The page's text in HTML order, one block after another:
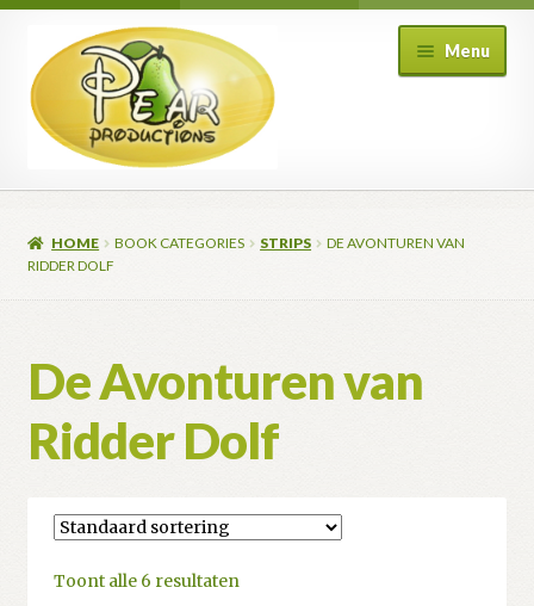
door
naar
navigatie
naar
de
inhoud
Menu
HOME BOOK CATEGORIES STRIPS
DE AVONTUREN VAN
RIDDER DOLF
De Avonturen van
Ridder Dolf
Toont alle 6 resultaten